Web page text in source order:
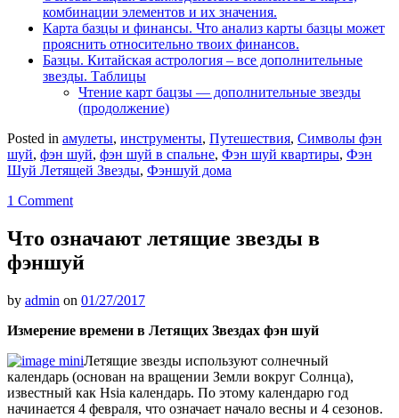
комбинации элементов и их значения.
Карта базцы и финансы. Что анализ карты базцы может
прояснить относительно твоих финансов.
Базцы. Китайская астрология – все дополнительные
звезды. Таблицы
Чтение карт бацзы — дополнительные звезды
(продолжение)
Posted in амулеты, инструменты, Путешествия, Символы фэн
шуй, фэн шуй, фэн шуй в спальне, Фэн шуй квартиры, Фэн
Шуй Летящей Звезды, Фэншуй дома
1 Comment
Что означают летящие звезды в
фэншуй
by admin on 01/27/2017
Измерение времени в Летящих Звездах фэн шуй
Летящие звезды используют солнечный
календарь (основан на вращении Земли вокруг Солнца),
известный как Hsia календарь. По этому календарю год
начинается 4 февраля, что означает начало весны и 4 сезонов.